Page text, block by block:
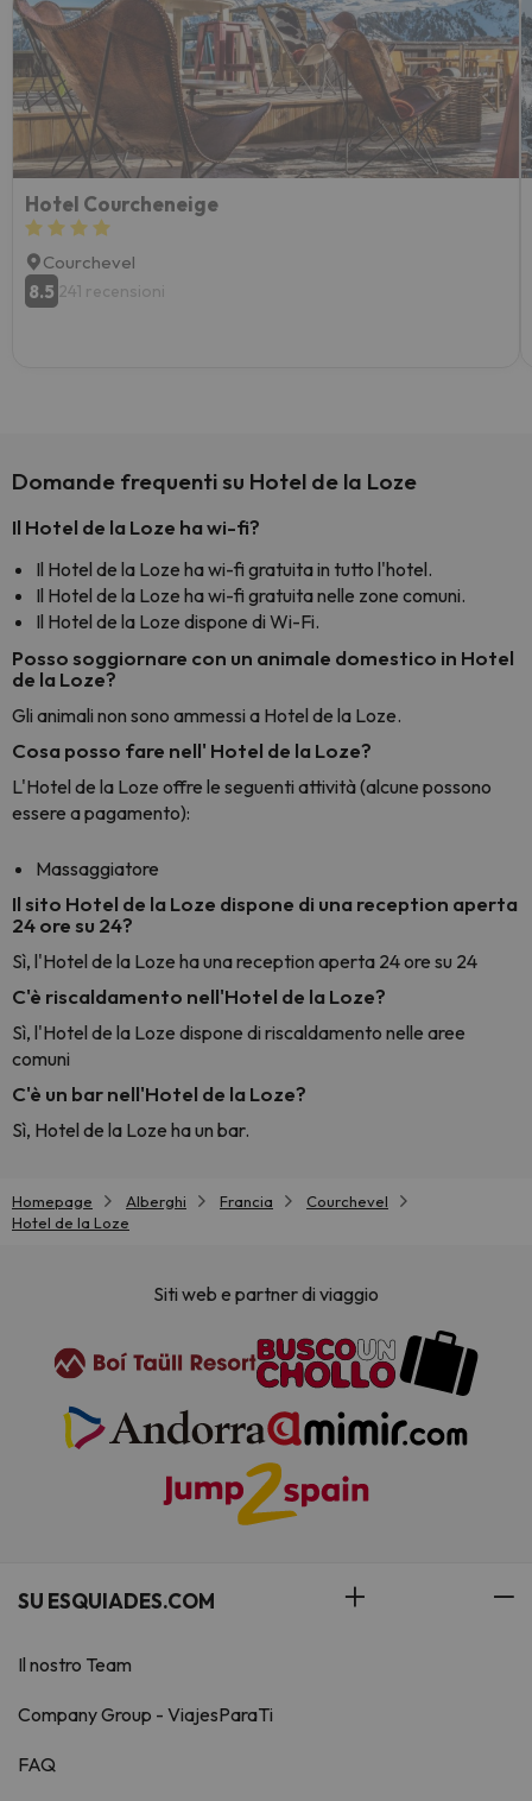
Hotel Courcheneige
Courchevel
8.5 241 recensioni
Domande frequenti su Hotel de la Loze
Il Hotel de la Loze ha wi-fi?
Il Hotel de la Loze ha wi-fi gratuita in tutto l'hotel.
Il Hotel de la Loze ha wi-fi gratuita nelle zone comuni.
Il Hotel de la Loze dispone di Wi-Fi.
Posso soggiornare con un animale domestico in Hotel
de la Loze?
Gli animali non sono ammessi a Hotel de la Loze.
Cosa posso fare nell' Hotel de la Loze?
L'Hotel de la Loze offre le seguenti attività (alcune possono
essere a pagamento):
Massaggiatore
Il sito Hotel de la Loze dispone di una reception aperta
24 ore su 24?
Sì, l'Hotel de la Loze ha una reception aperta 24 ore su 24
C'è riscaldamento nell'Hotel de la Loze?
Sì, l'Hotel de la Loze dispone di riscaldamento nelle aree
comuni
C'è un bar nell'Hotel de la Loze?
Sì, Hotel de la Loze ha un bar.
Homepage Alberghi Francia
Courchevel
Hotel de la Loze
Siti web e partner di viaggio
SU ESQUIADES.COM
Il nostro Team
Company Group - ViajesParaTi
FAQ